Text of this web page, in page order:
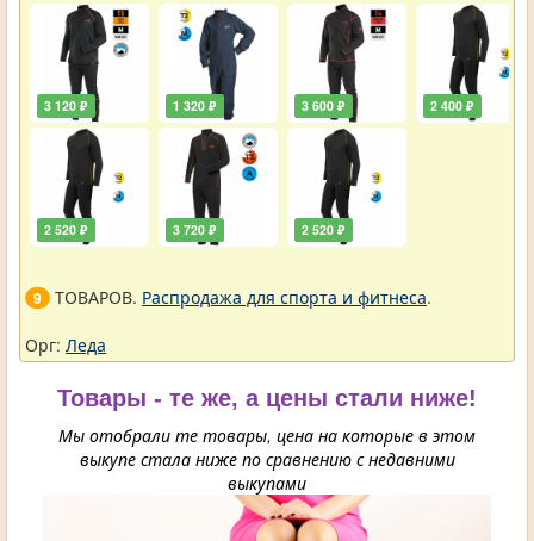
3 120 ₽
2 520 ₽
1 320 ₽
3 720 ₽
3 600 ₽
2 520 ₽
2 400 ₽
9 ТОВАРОВ. Распродажа для спорта и фитнеса.
Орг: Леда
Товары - те же, а цены стали ниже!
Мы отобрали те товары, цена на которые в этом
выкупе стала ниже по сравнению с недавними
выкупами